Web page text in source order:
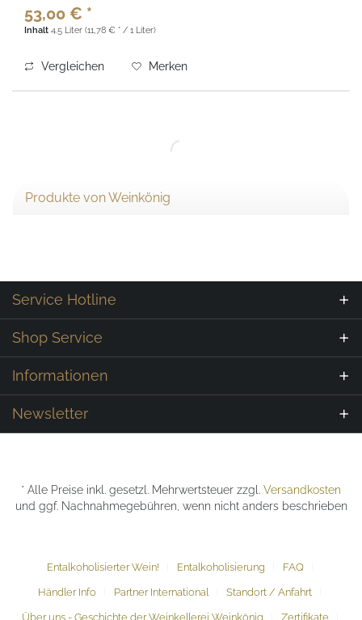
53,00 € *
Inhalt 4.5 Liter (11,78 € * / 1 Liter)
Vergleichen Merken
Produkte von Weinkönig
Service Hotline
Shop Service
Informationen
Newsletter
* Alle Preise inkl. gesetzl. Mehrwertsteuer zzgl. Versandkosten
und ggf. Nachnahmegebühren, wenn nicht anders beschrieben
Entalkoholisierter Wein! Entalkoholisierung FAQ
Händler Info Partner International Standort / Anfahrt
Über uns - Geschichte der Weinkellerei Weinkönig Zertifikate